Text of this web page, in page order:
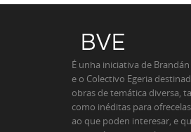
É unha iniciativa de
e o Colectivo Egeria
obras de temática diversa,
como inéditas para
ao que poden interesar, e